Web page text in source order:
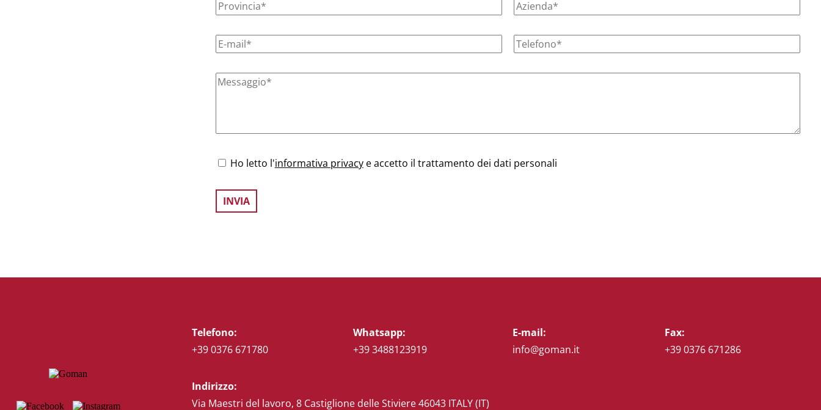
Ho letto l'informativa privacye accetto il trattamento dei dati personali
Telefono:
+39 0376 671780
Whatsapp:
+39 3488123919
E-mail:
info@goman.it
Fax:
+39 0376 671286
Indirizzo:
Via Maestri del lavoro, 8 Castiglione delle Stiviere 46043 ITALY (IT)